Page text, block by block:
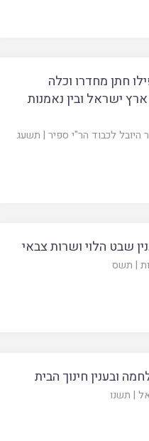
חתן מחדרו וכלה
ישראל ובין נאמנות
לכבוד הר"י ספיר | תשעג
שבט הלוי ושרות צבאי
| תשס
ובענין חינוך הבית
| תשנו